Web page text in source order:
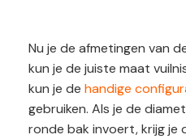
Nu je de afmetingen van
kun je de juiste maat
kun je de handige
gebruiken. Als je de
ronde bak invoert, krijg je